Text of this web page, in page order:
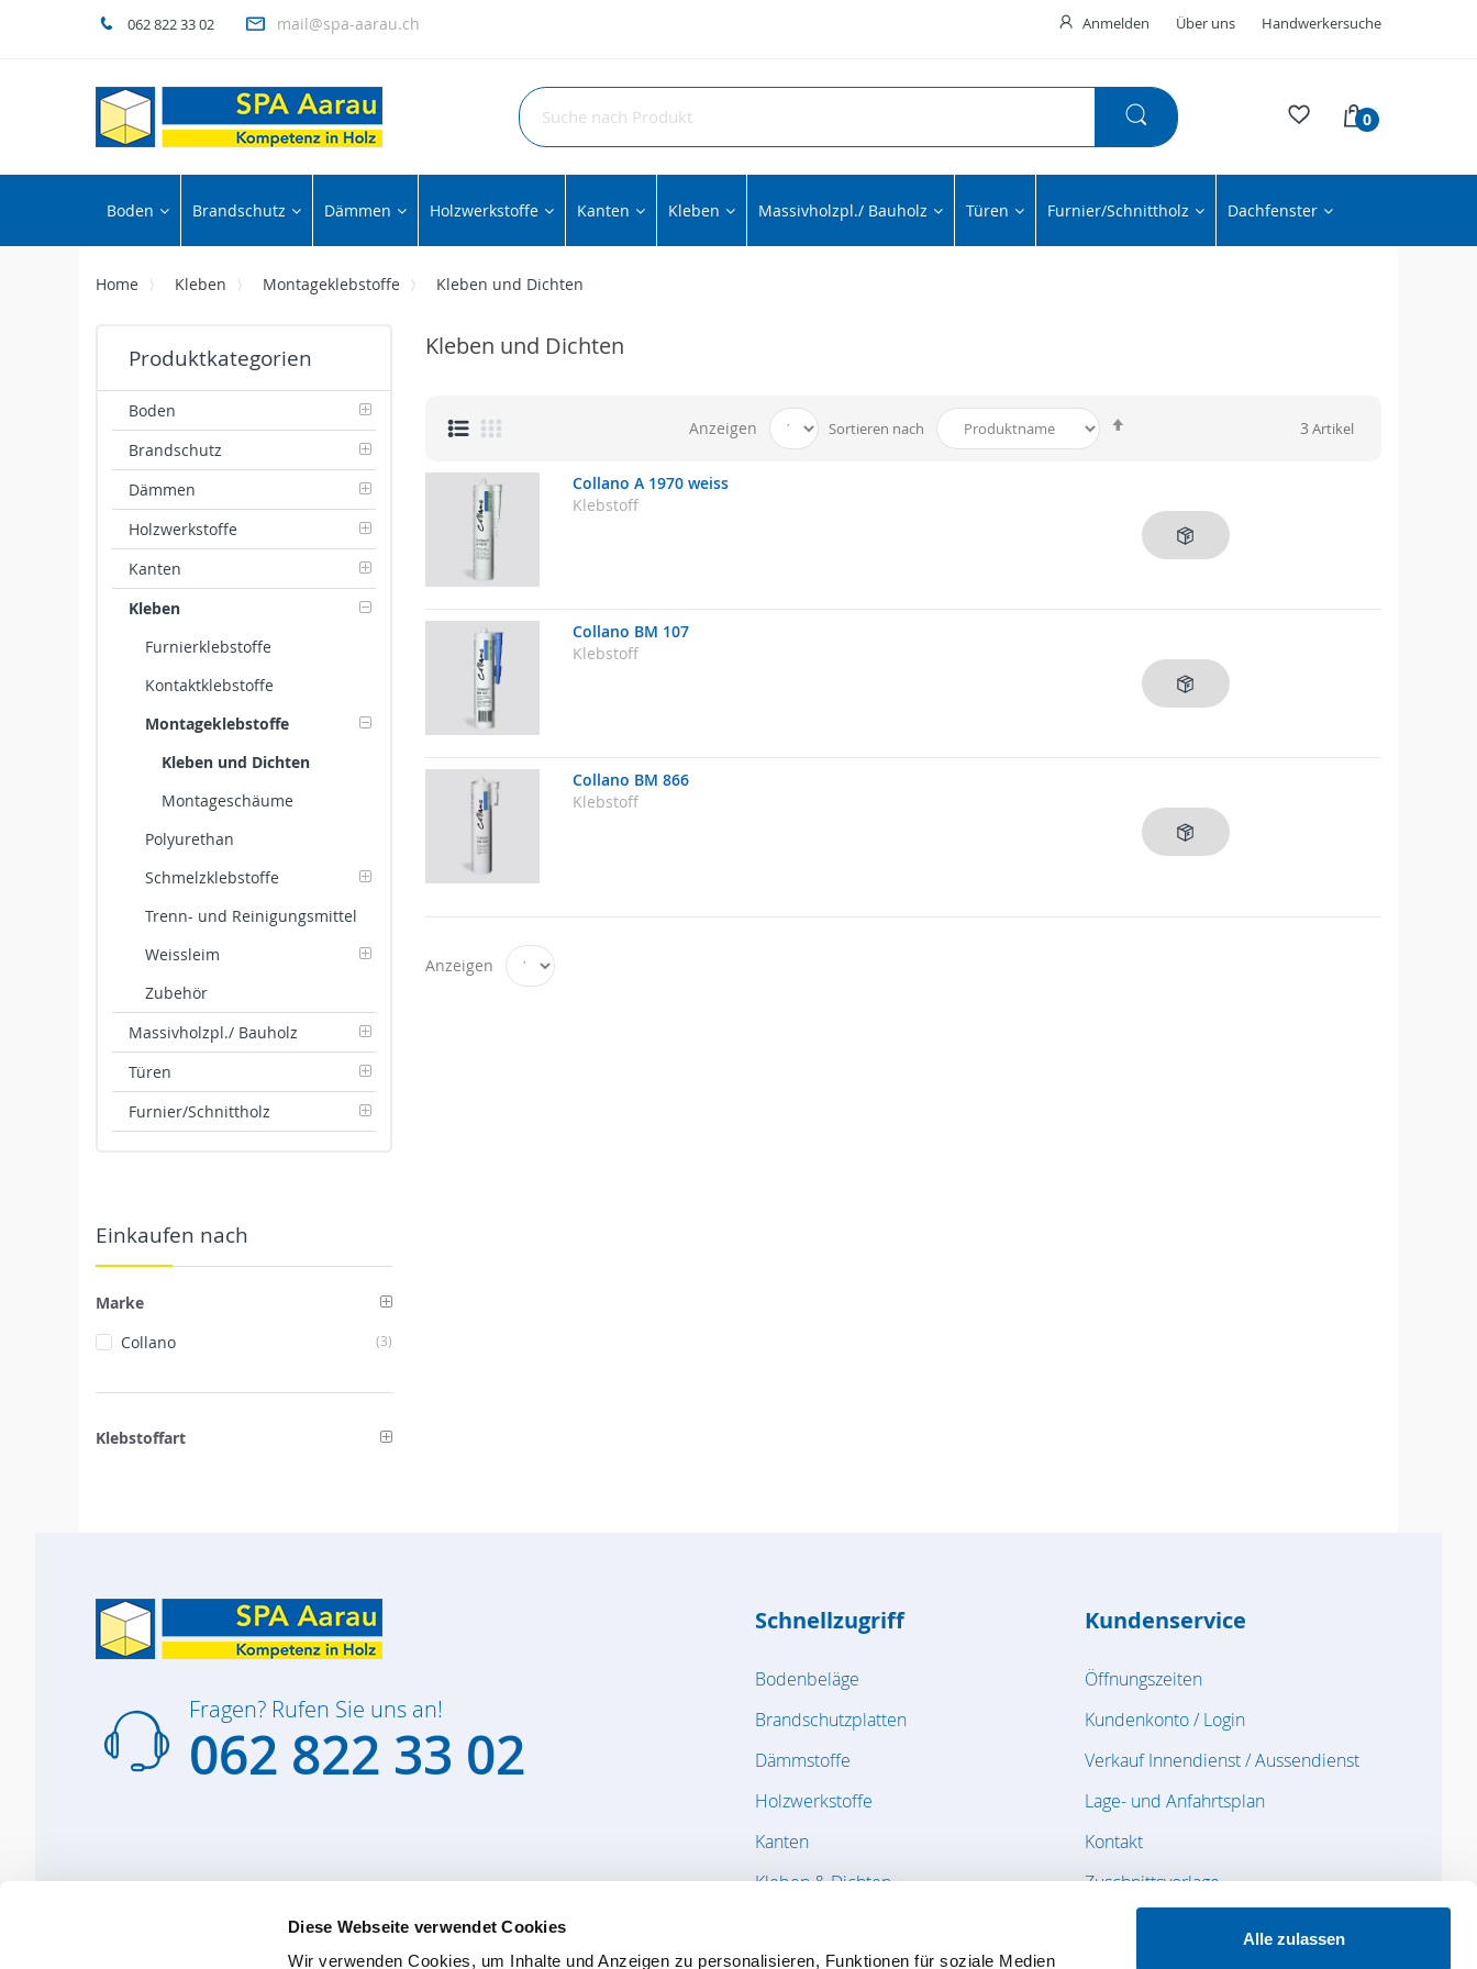
Diese Webseite verwendet Cookies
Wir verwenden Cookies, um Inhalte und Anzeigen zu personalisieren, Funktionen für soziale Medien
Alle zulassen
062 822 33 02 mail@spa-aarau.ch Anmelden Über uns Handwerkersuche
0
Boden Brandschutz Dämmen Holzwerkstoffe Kanten Kleben Massivholzpl./ Bauholz Türen Furnier/Schnittholz Dachfenster
Home Kleben Montageklebstoffe Kleben und Dichten
Kleben und Dichten
3 Artikel
Anzeigen Sortieren nach
Collano A 1970 weiss
Klebstoff
Collano BM 107
Klebstoff
Collano BM 866
Klebstoff
Anzeigen
Produktkategorien
Boden
Brandschutz
Dämmen
Holzwerkstoffe
Kanten
Kleben
Furnierklebstoffe
Kontaktklebstoffe
Montageklebstoffe
Kleben und Dichten
Montageschäume
Polyurethan
Schmelzklebstoffe
Trenn- und Reinigungsmittel
Weissleim
Zubehör
Massivholzpl./ Bauholz
Türen
Furnier/Schnittholz
Einkaufen nach
Marke
Collano
3Artikel
Klebstoffart
Fragen? Rufen Sie uns an!
062 822 33 02
Schnellzugriff
Bodenbeläge
Brandschutzplatten
Dämmstoffe
Holzwerkstoffe
Kanten
Kleben & Dichten
Furnier & Schnittholz
Kundenservice
Öffnungszeiten
Kundenkonto / Login
Verkauf Innendienst / Aussendienst
Lage- und Anfahrtsplan
Kontakt
Zuschnittsvorlage
Datenschutz